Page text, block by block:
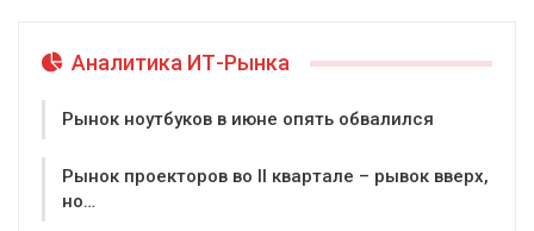
Аналитика ИТ-Рынка
Рынок ноутбуков в июне опять обвалился
Рынок проекторов во II квартале – рывок вверх,
но…